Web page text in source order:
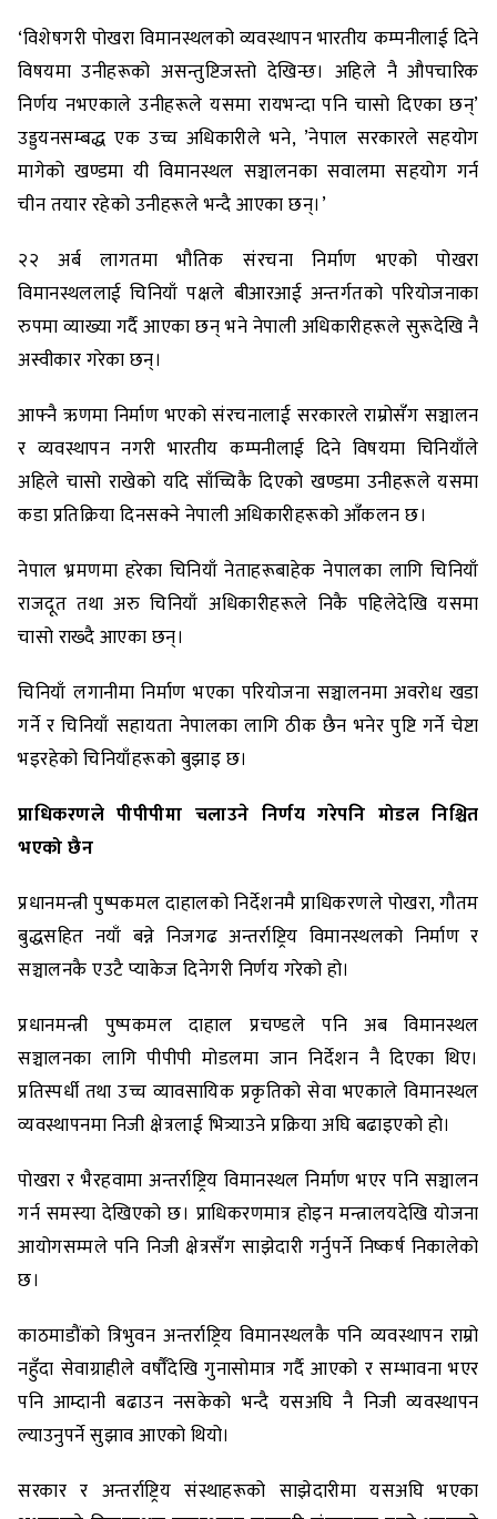
‘विशेषगरी पोखरा विमानस्थलको व्यवस्थापन भारतीय कम्पनीलाई दिने
विषयमा उनीहरूको असन्तुष्टिजस्तो देखिन्छ। अहिले नै औपचारिक
निर्णय नभएकाले उनीहरूले यसमा रायभन्दा पनि चासो दिएका छन्’
उड्डयनसम्बद्ध एक उच्च अधिकारीले भने, ’नेपाल सरकारले सहयोग
मागेको खण्डमा यी विमानस्थल सञ्चालनका सवालमा सहयोग गर्न
चीन तयार रहेको उनीहरूले भन्दै आएका छन्।’
२२ अर्ब लागतमा भौतिक संरचना निर्माण भएको पोखरा
विमानस्थललाई चिनियाँ पक्षले बीआरआई अन्तर्गतको परियोजनाका
रुपमा व्याख्या गर्दै आएका छन् भने नेपाली अधिकारीहरूले सुरूदेखि नै
अस्वीकार गरेका छन्।
आफ्नै ऋणमा निर्माण भएको संरचनालाई सरकारले राम्रोसँग सञ्चालन
र व्यवस्थापन नगरी भारतीय कम्पनीलाई दिने विषयमा चिनियाँले
अहिले चासो राखेको यदि साँच्चिकै दिएको खण्डमा उनीहरूले यसमा
कडा प्रतिक्रिया दिनसक्ने नेपाली अधिकारीहरूको आँकलन छ।
नेपाल भ्रमणमा हरेका चिनियाँ नेताहरूबाहेक नेपालका लागि चिनियाँ
राजदूत तथा अरु चिनियाँ अधिकारीहरूले निकै पहिलेदेखि यसमा
चासो राख्दै आएका छन्।
चिनियाँ लगानीमा निर्माण भएका परियोजना सञ्चालनमा अवरोध खडा
गर्ने र चिनियाँ सहायता नेपालका लागि ठीक छैन भनेर पुष्टि गर्ने चेष्टा
भइरहेको चिनियाँहरूको बुझाइ छ।
प्राधिकरणले पीपीपीमा चलाउने निर्णय गरेपनि मोडल निश्चित
भएको छैन
प्रधानमन्त्री पुष्पकमल दाहालको निर्देशनमै प्राधिकरणले पोखरा, गौतम
बुद्धसहित नयाँ बन्ने निजगढ अन्तर्राष्ट्रिय विमानस्थलको निर्माण र
सञ्चालनकै एउटै प्याकेज दिनेगरी निर्णय गरेको हो।
प्रधानमन्त्री पुष्पकमल दाहाल प्रचण्डले पनि अब विमानस्थल
सञ्चालनका लागि पीपीपी मोडलमा जान निर्देशन नै दिएका थिए।
प्रतिस्पर्धी तथा उच्च व्यावसायिक प्रकृतिको सेवा भएकाले विमानस्थल
व्यवस्थापनमा निजी क्षेत्रलाई भित्र्याउने प्रक्रिया अघि बढाइएको हो।
पोखरा र भैरहवामा अन्तर्राष्ट्रिय विमानस्थल निर्माण भएर पनि सञ्चालन
गर्न समस्या देखिएको छ। प्राधिकरणमात्र होइन मन्त्रालयदेखि योजना
आयोगसम्मले पनि निजी क्षेत्रसँग साझेदारी गर्नुपर्ने निष्कर्ष निकालेको
छ।
काठमाडौंको त्रिभुवन अन्तर्राष्ट्रिय विमानस्थलकै पनि व्यवस्थापन राम्रो
नहुँदा सेवाग्राहीले वर्षौँदेखि गुनासोमात्र गर्दै आएको र सम्भावना भएर
पनि आम्दानी बढाउन नसकेको भन्दै यसअघि नै निजी व्यवस्थापन
ल्याउनुपर्ने सुझाव आएको थियो।
सरकार र अन्तर्राष्ट्रिय संस्थाहरूको साझेदारीमा यसअघि भएका